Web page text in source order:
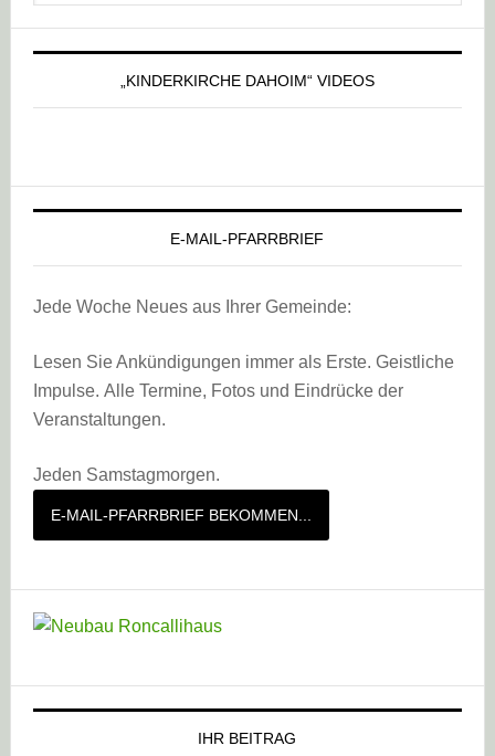
„KINDERKIRCHE DAHOIM“ VIDEOS
E-MAIL-PFARRBRIEF
Jede Woche Neues aus Ihrer Gemeinde:
Lesen Sie Ankündigungen immer als Erste. Geistliche
Impulse. Alle Termine, Fotos und Eindrücke der
Veranstaltungen.
Jeden Samstagmorgen.
E-MAIL-PFARRBRIEF BEKOMMEN...
IHR BEITRAG